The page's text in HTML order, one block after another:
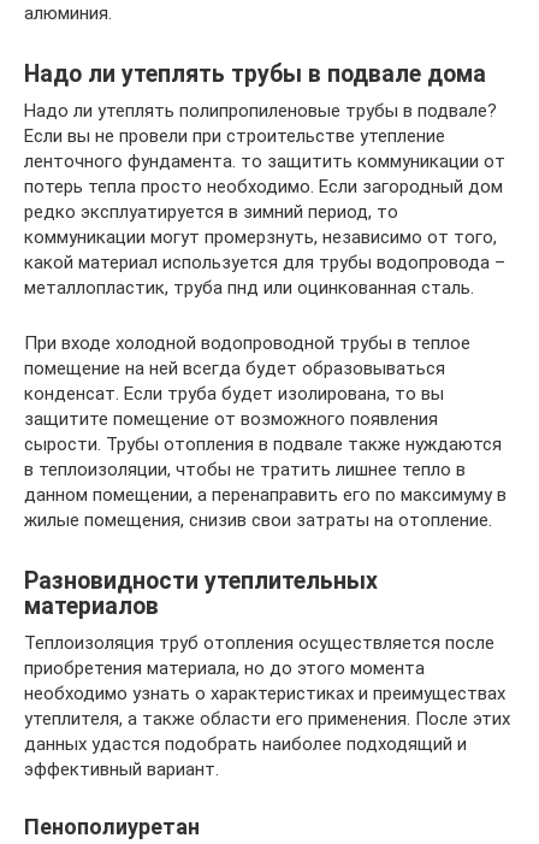
алюминия.
Надо ли утеплять трубы в подвале дома
Надо ли утеплять полипропиленовые трубы в подвале?
Если вы не провели при строительстве утепление
ленточного фундамента. то защитить коммуникации от
потерь тепла просто необходимо. Если загородный дом
редко эксплуатируется в зимний период, то
коммуникации могут промерзнуть, независимо от того,
какой материал используется для трубы водопровода –
металлопластик, труба пнд или оцинкованная сталь.
При входе холодной водопроводной трубы в теплое
помещение на ней всегда будет образовываться
конденсат. Если труба будет изолирована, то вы
защитите помещение от возможного появления
сырости. Трубы отопления в подвале также нуждаются
в теплоизоляции, чтобы не тратить лишнее тепло в
данном помещении, а перенаправить его по максимуму в
жилые помещения, снизив свои затраты на отопление.
Разновидности утеплительных
материалов
Теплоизоляция труб отопления осуществляется после
приобретения материала, но до этого момента
необходимо узнать о характеристиках и преимуществах
утеплителя, а также области его применения. После этих
данных удастся подобрать наиболее подходящий и
эффективный вариант.
Пенополиуретан